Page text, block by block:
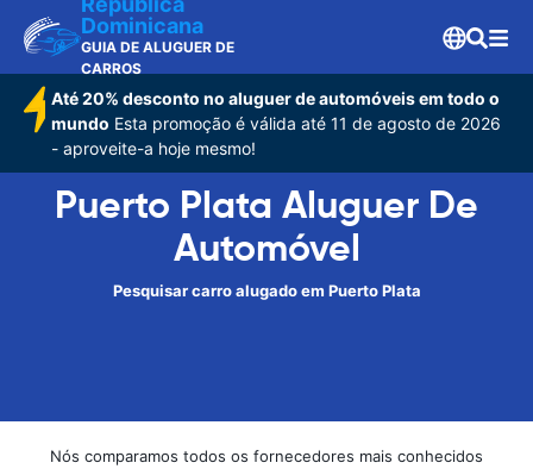
Dominicana
GUIA DE ALUGUER DE
CARROS
Até 20% desconto no aluguer de automóveis em todo o
mundo Esta promoção é válida até 11 de agosto de 2026
- aproveite-a hoje mesmo!
Puerto Plata Aluguer De
Automóvel
Pesquisar carro alugado em Puerto Plata
Nós comparamos todos os fornecedores mais conhecidos